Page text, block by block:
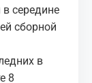
середине
сборной
в
8